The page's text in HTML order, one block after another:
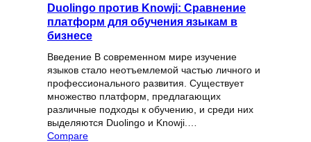
Duolingo против Knowji: Сравнение
платформ для обучения языкам в
бизнесе
Введение В современном мире изучение
языков стало неотъемлемой частью личного и
профессионального развития. Существует
множество платформ, предлагающих
различные подходы к обучению, и среди них
выделяются Duolingo и Knowji.…
Compare